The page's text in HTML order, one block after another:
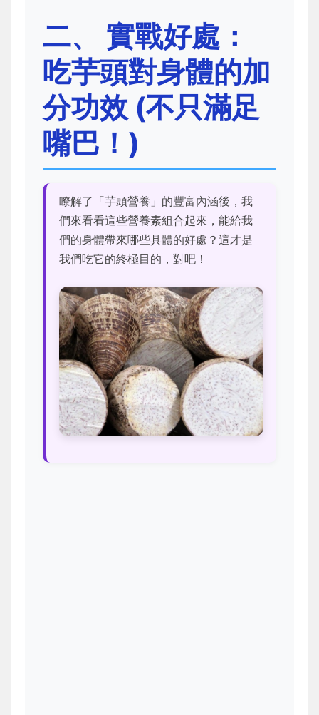
二、 實戰好處：
吃芋頭對身體的加
分功效 (不只滿足
嘴巴！)
瞭解了「芋頭營養」的豐富內涵後，我
們來看看這些營養素組合起來，能給我
們的身體帶來哪些具體的好處？這才是
我們吃它的終極目的，對吧！